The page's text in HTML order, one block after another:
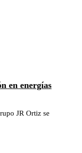
en energías
JR Ortiz se